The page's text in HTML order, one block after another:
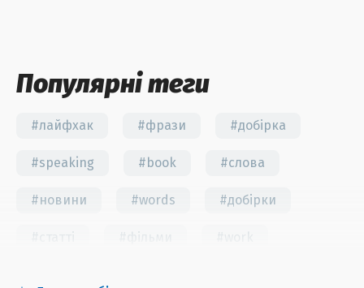
Популярні теги
#лайфхак #фрази #добірка
#speaking #book #слова
#новини #words #добірки